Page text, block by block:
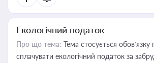
Екологічний податок
Про що тема: Тема стосується обов’язку
сплачувати екологічний податок за